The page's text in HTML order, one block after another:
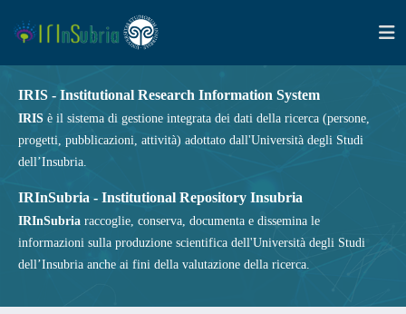
IRIS - Institutional Research Information System
IRIS è il sistema di gestione integrata dei dati della ricerca (persone,
progetti, pubblicazioni, attività) adottato dall'Università degli Studi
dell’Insubria.
IRInSubria - Institutional Repository Insubria
IRInSubria raccoglie, conserva, documenta e dissemina le
informazioni sulla produzione scientifica dell'Università degli Studi
dell’Insubria anche ai fini della valutazione della ricerca.